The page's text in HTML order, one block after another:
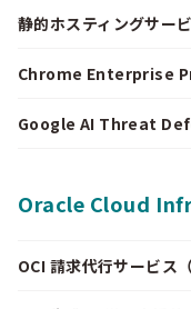
静的ホスティングサー
Chrome Enterprise
Google AI Threat
Oracle Cloud
OCI 請求代行サービス